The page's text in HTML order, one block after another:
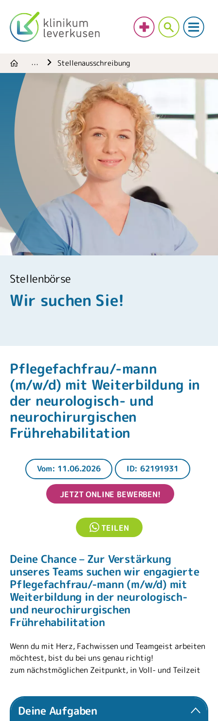
… Stellenausschreibung
Stellenbörse
Wir suchen Sie!
Pflegefachfrau/-mann
(m/w/d) mit Weiterbildung in
der neurologisch- und
neurochirurgischen
Frührehabilitation
Vom: 11.06.2026 ID: 62191931
JETZT ONLINE BEWERBEN!
TEILEN
Deine Chance – Zur Verstärkung
unseres Teams suchen wir engagierte
Pflegefachfrau/-mann (m/w/d) mit
Weiterbildung in der neurologisch-
und neurochirurgischen
Frührehabilitation
Wenn du mit Herz, Fachwissen und Teamgeist arbeiten
möchtest, bist du bei uns genau richtig!
zum nächstmöglichen Zeitpunkt, in Voll- und Teilzeit
Deine Aufgaben